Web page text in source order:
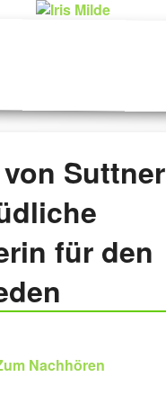
für den
Nachhören